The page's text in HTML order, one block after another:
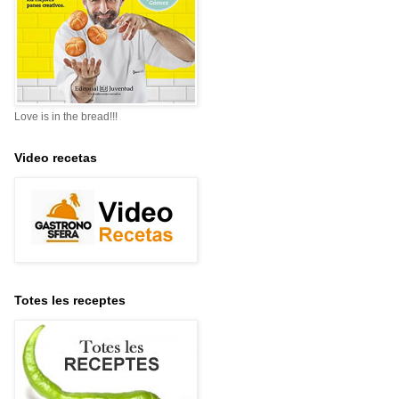
Love is in the bread!!!
Video recetas
Totes les receptes